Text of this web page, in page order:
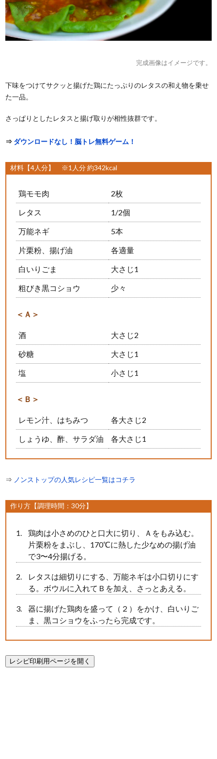
完成画像はイメージです。
下味をつけてサクッと揚げた鶏にたっぷりのレタスの和え物を乗せ
た一品。
さっぱりとしたレタスと揚げ取りが相性抜群です。
⇒ ダウンロードなし！脳トレ無料ゲーム！
材料【4人分】 ※1人分 約342kcal
鶏モモ肉 2枚
レタス 1/2個
万能ネギ 5本
片栗粉、揚げ油 各適量
白いりごま 大さじ1
粗びき黒コショウ 少々
＜Ａ＞
酒 大さじ2
砂糖 大さじ1
塩 小さじ1
＜Ｂ＞
レモン汁、はちみつ 各大さじ2
しょうゆ、酢、サラダ油 各大さじ1
⇒ ノンストップの人気レシピ一覧はコチラ
作り方【調理時間：30分】
鶏肉は小さめのひと口大に切り、Ａをもみ込む。
片栗粉をまぶし、170℃に熱した少なめの揚げ油
で3〜4分揚げる。
レタスは細切りにする、万能ネギは小口切りにす
る。ボウルに入れてＢを加え、さっとあえる。
器に揚げた鶏肉を盛って（２）をかけ、白いりご
ま、黒コショウをふったら完成です。